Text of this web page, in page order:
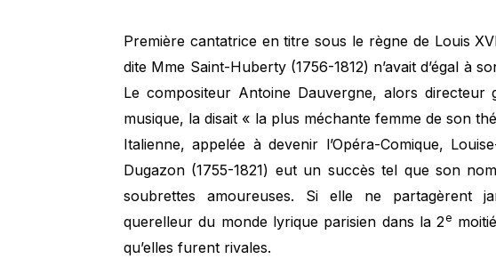
Première cantatrice en titre sous le règne de Louis
dite Mme Saint-Huberty (1756-1812) n’avait d’égal à
Le compositeur Antoine Dauvergne, alors directeur
musique, la disait « la plus méchante femme de son
Italienne, appelée à devenir l’Opéra-Comique,
Dugazon (1755-1821) eut un succès tel que son
soubrettes amoureuses. Si elle ne partagèrent
querelleur du monde lyrique parisien dans la 2e
qu’elles furent rivales.